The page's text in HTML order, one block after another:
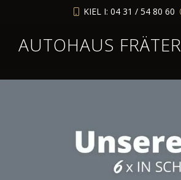
KIEL I: 04 31 / 54 80 60
AUTOHAUS FRÄTER